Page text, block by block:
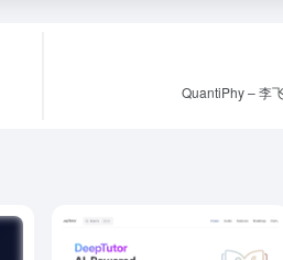
QuantiPhy – 李